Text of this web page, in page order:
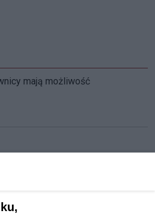
mają możliwość
rolnicy?